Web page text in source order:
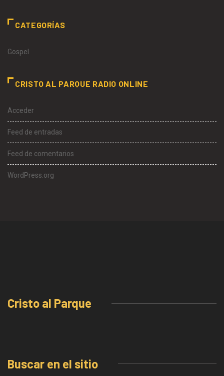
CATEGORÍAS
Gospel
CRISTO AL PARQUE RADIO ONLINE
Acceder
Feed de entradas
Feed de comentarios
WordPress.org
Cristo al Parque
Buscar en el sitio